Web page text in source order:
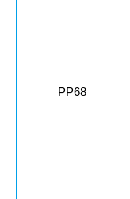
PP68